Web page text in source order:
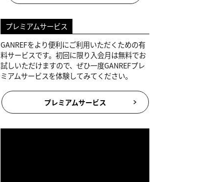
プレミアムサービス
GANREFをより便利にご利用いただくための有
料サービスです。初回に限り入会月は無料でお
試しいただけますので、ぜひ一度GANREFプレ
ミアムサービスを体験してみてください。
プレミアムサービス